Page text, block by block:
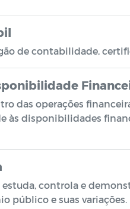
de contabilidade,
das operações
às disponibilidades
controla e
público e suas variações.